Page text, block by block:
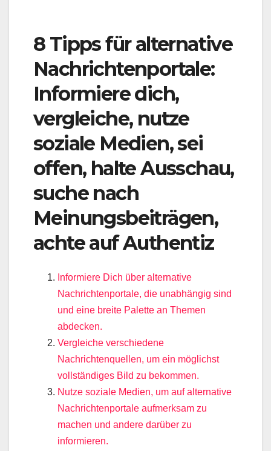
8 Tipps für alternative
Nachrichtenportale:
Informiere dich,
vergleiche, nutze
soziale Medien, sei
offen, halte Ausschau,
suche nach
Meinungsbeiträgen,
achte auf Authentiz
Informiere Dich über alternative
Nachrichtenportale, die unabhängig sind
und eine breite Palette an Themen
abdecken.
Vergleiche verschiedene
Nachrichtenquellen, um ein möglichst
vollständiges Bild zu bekommen.
Nutze soziale Medien, um auf alternative
Nachrichtenportale aufmerksam zu
machen und andere darüber zu
informieren.